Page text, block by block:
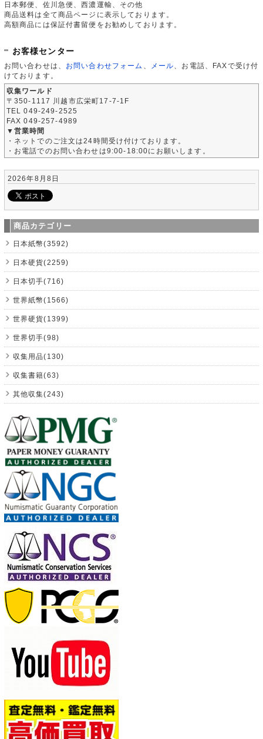
日本郵便、佐川急便、西濃運輸、その他
商品送料は全て商品ページに表示しております。
高額商品には保証付書留便をお勧めしております。
お客様センター
お問い合わせは、 お問い合わせフォーム メール 、お電話、FAXで受け付
けております。
収集ワールド
〒350-1117 川越市広栄町17-7-1F
TEL 049-249-2525
FAX 049-257-4989
▼営業時間
・ネットでのご注文は24時間受け付けております。
・お電話でのお問い合わせは9:00-18:00にお願いします。
2026年8月8日
商品カテゴリー
日本紙幣(3592)
日本硬貨(2259)
日本切手(716)
世界紙幣(1566)
世界硬貨(1399)
世界切手(98)
収集用品(130)
収集書籍(63)
其他収集(243)